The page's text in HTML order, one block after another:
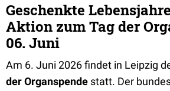
Geschenkte
Aktion zum Tag der
06. Juni
Am 6. Juni 2026 findet in Leipzig
der Organspende statt. Der